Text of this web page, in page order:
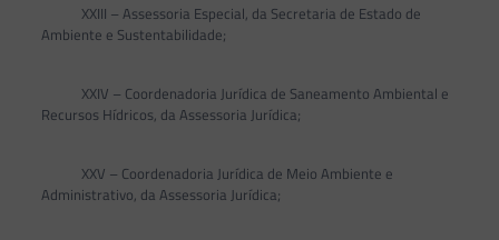
XXIII – Assessoria Especial, da Secretaria de Estado de
Ambiente e Sustentabilidade;
XXIV – Coordenadoria Jurídica de Saneamento Ambiental e
Recursos Hídricos, da Assessoria Jurídica;
XXV – Coordenadoria Jurídica de Meio Ambiente e
Administrativo, da Assessoria Jurídica;